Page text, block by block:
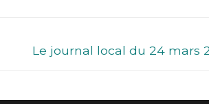
Le journal local du 24 mars